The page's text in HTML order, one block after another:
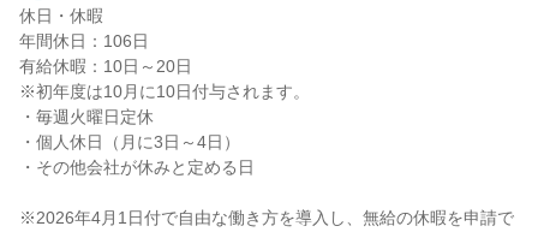
休日・休暇
年間休日：106日
有給休暇：10日～20日
※初年度は10月に10日付与されます。
・毎週火曜日定休
・個人休日（月に3日～4日）
・その他会社が休みと定める日
※2026年4月1日付で自由な働き方を導入し、無給の休暇を申請で